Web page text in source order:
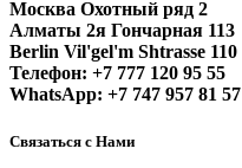
Москва Охотный ряд 2
Алматы 2я Гончарная 113
Berlin Vil'gel'm Shtrasse 110
Телефон: +7 777 120 95 55
WhatsApp: +7 747 957 81 57
Связаться с Нами